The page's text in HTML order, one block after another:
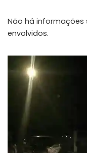
Não há
envolvidos.